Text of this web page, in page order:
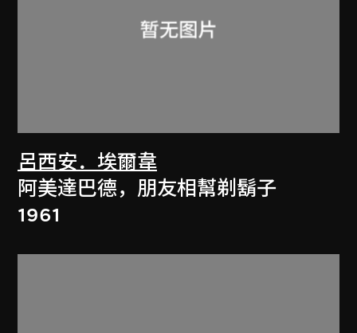
呂西安．埃爾韋
阿美達巴德，朋友相幫剃鬍子
1961